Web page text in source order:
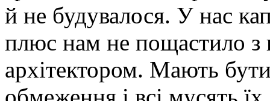
й не будувалося. У нас
плюс нам не пощастило з
архітектором. Мають